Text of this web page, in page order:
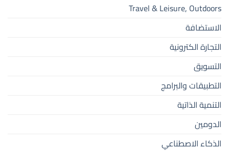
Travel & Leisure, Outdoors
الاستضافة
التجارة الكترونية
التسويق
التطبيقات والبرامج
التنمية الذاتية
الدومين
الذكاء الاصطناعي